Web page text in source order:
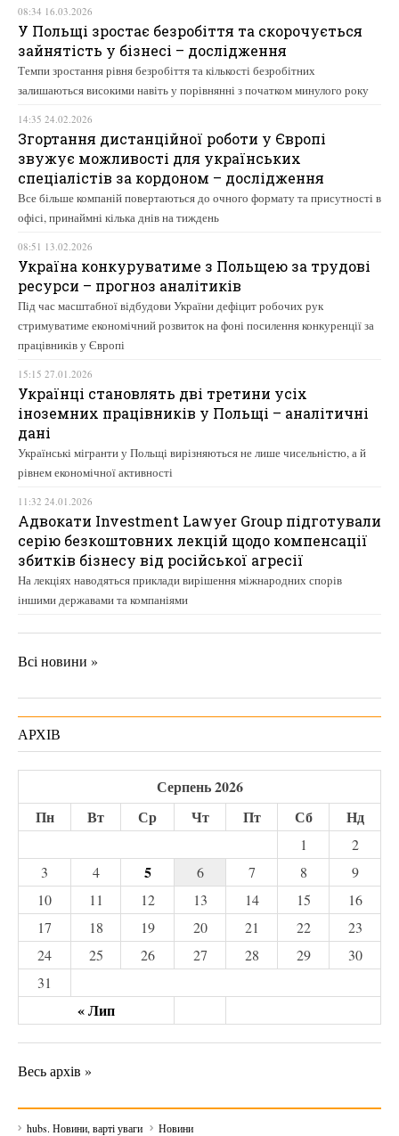
08:34 16.03.2026
У Польщі зростає безробіття та скорочується
зайнятість у бізнесі – дослідження
Темпи зростання рівня безробіття та кількості безробітних
залишаються високими навіть у порівнянні з початком минулого року
14:35 24.02.2026
Згортання дистанційної роботи у Європі
звужує можливості для українських
спеціалістів за кордоном – дослідження
Все більше компаній повертаються до очного формату та присутності в
офісі, принаймні кілька днів на тиждень
08:51 13.02.2026
Україна конкуруватиме з Польщею за трудові
ресурси – прогноз аналітиків
Під час масштабної відбудови України дефіцит робочих рук
стримуватиме економічний розвиток на фоні посилення конкуренції за
працівників у Європі
15:15 27.01.2026
Українці становлять дві третини усіх
іноземних працівників у Польщі – аналітичні
дані
Українські мігранти у Польщі вирізняються не лише чисельністю, а й
рівнем економічної активності
11:32 24.01.2026
Адвокати Investment Lawyer Group підготували
серію безкоштовних лекцій щодо компенсації
збитків бізнесу від російської агресії
На лекціях наводяться приклади вирішення міжнародних спорів
іншими державами та компаніями
Всі новини »
АРХІВ
Серпень 2026
Пн
Вт Ср Чт Пт Сб Нд
« Лип
1
2
3
4 5 6 7 8
9
10
11 12 13 14 15
16
17
18 19 20 21 22
23
24
25 26 27 28 29
30
31
Весь архів »
hubs. Новини, варті уваги Новини